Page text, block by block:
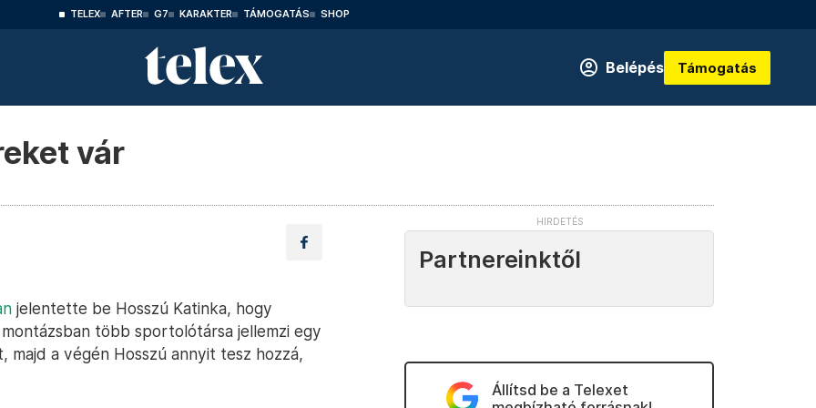
TELEX AFTER G7 KARAKTER TÁMOGATÁS SHOP
Belépés Támogatás
vár
jelentette be Hosszú Katinka, hogy
több sportolótársa jellemzi egy
majd a végén Hosszú annyit tesz hozzá,
Partnereinktől
Állítsd be a Telexet